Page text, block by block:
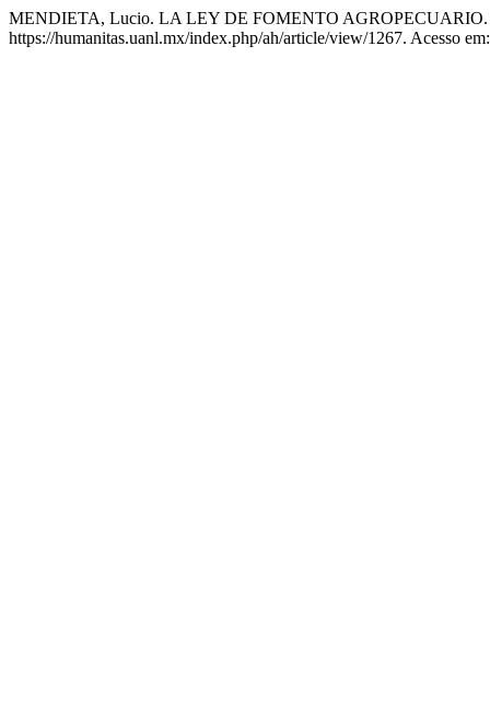
MENDIETA, Lucio. LA LEY DE FOMENTO
https://humanitas.uanl.mx/index.php/ah/article/view/1267. Acesso